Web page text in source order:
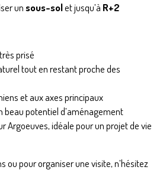
unsous-solet jusqu’à R+2
prisé
tout en restant proche des
et aux axes principaux
beau potentiel d’aménagement
Argoeuves, idéale pour un projet de vie
ou pour organiser une visite, n’hésitez